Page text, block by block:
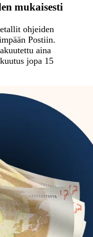
mukaisesti
ohjeiden
Postiin.
aina
jopa 15